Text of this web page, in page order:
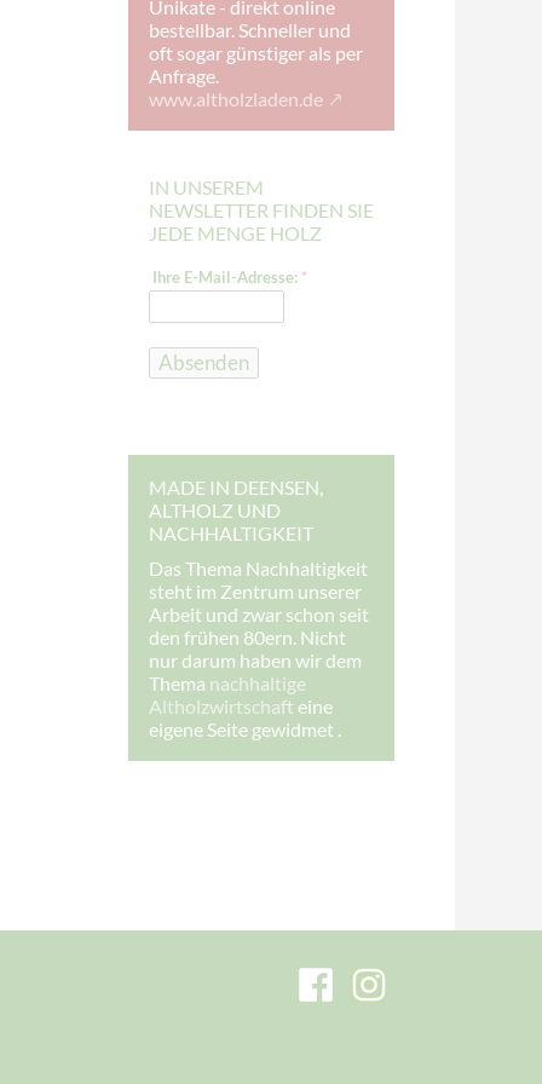
Unikate - direkt online
bestellbar. Schneller und
oft sogar günstiger als per
Anfrage.
www.altholzladen.de
IN UNSEREM
NEWSLETTER FINDEN SIE
JEDE MENGE HOLZ
-
a
-
s
e
:
E
M
a
i
l
-
A
d
r
e
s
Ihre E-Mail-Adresse: *
Absenden
MADE IN DEENSEN,
ALTHOLZ UND
NACHHALTIGKEIT
Das Thema Nachhaltigkeit
steht im Zentrum unserer
Arbeit und zwar schon seit
den frühen 80ern. Nicht
nur darum haben wir dem
Thema nachhaltige
Altholzwirtschaft eine
eigene Seite gewidmet .